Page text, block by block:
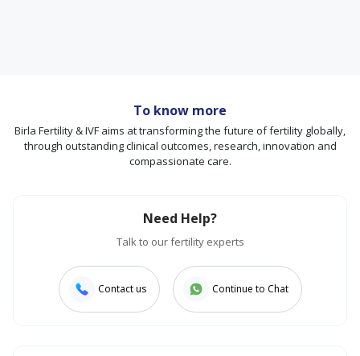
To know more
Birla Fertility & IVF aims at transforming the future of fertility globally,
through outstanding clinical outcomes, research, innovation and
compassionate care.
Need Help?
Talk to our fertility experts
Contact us Continue to Chat